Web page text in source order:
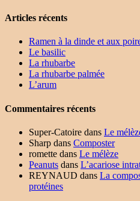
Articles récents
Ramen à la dinde et aux
Le basilic
La rhubarbe
La rhubarbe palmée
L’arum
Commentaires récents
Super-Catoire dans Le
Sharp dans Composter
romette dans Le mélèze
Peanuts dans L’acariose
REYNAUD dans La
protéines